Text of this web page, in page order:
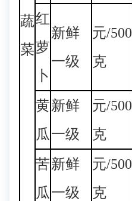
蔬
菜
红
萝
卜
新鲜
一级
元/500
克
黄
瓜
新鲜
一级
元/500
克
苦
瓜
新鲜
一级
元/500
克